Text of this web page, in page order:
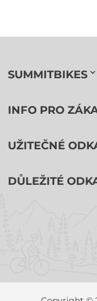
SUMMITBIKES
INFO PRO
UŽITEČNÉ
DŮLEŽITÉ